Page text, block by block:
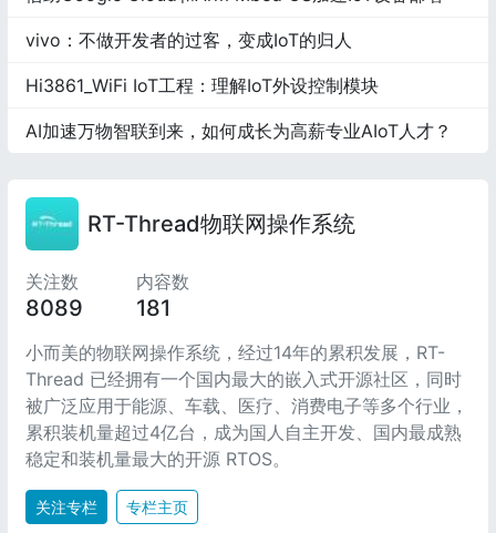
vivo：不做开发者的过客，变成IoT的归人
Hi3861_WiFi IoT工程：理解IoT外设控制模块
AI加速万物智联到来，如何成长为高薪专业AIoT人才？
RT-Thread物联网操作系统
关注数
8089
内容数
181
小而美的物联网操作系统，经过14年的累积发展，RT-
Thread 已经拥有一个国内最大的嵌入式开源社区，同时
被广泛应用于能源、车载、医疗、消费电子等多个行业，
累积装机量超过4亿台，成为国人自主开发、国内最成熟
稳定和装机量最大的开源 RTOS。
关注专栏 专栏主页